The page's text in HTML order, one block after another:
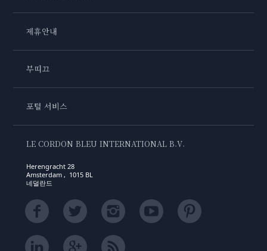
제휴안내
부띠끄
포털 서비스
LE CORDON BLEU INTERNATIONAL B.V.
Herengracht 28
Amsterdam , 1015 BL
네덜란드